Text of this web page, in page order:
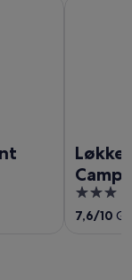
3
out
7,6/10